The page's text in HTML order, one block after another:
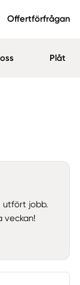
Offertförfrågan
Plåt
utfört jobb.
veckan!